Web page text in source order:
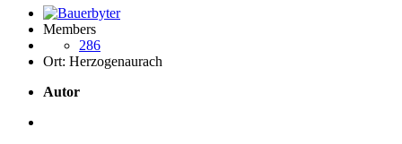
Members
286
Ort: Herzogenaurach
Autor